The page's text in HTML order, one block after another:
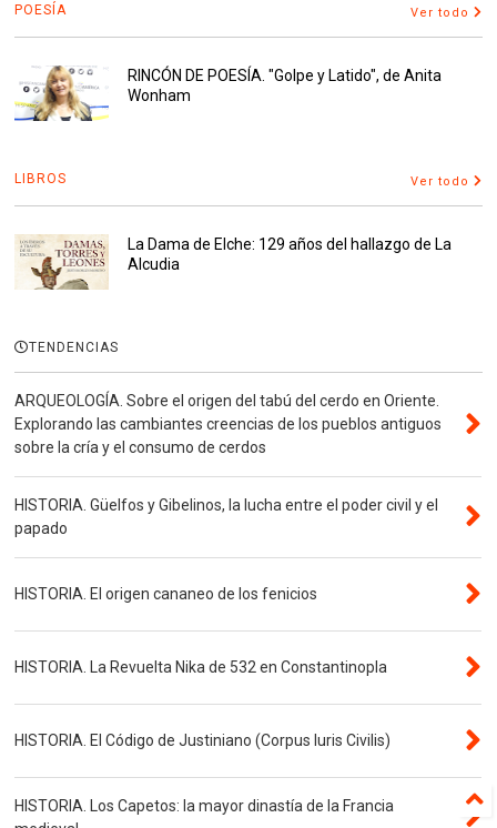
POESÍA Ver todo
RINCÓN DE POESÍA. "Golpe y Latido", de Anita
Wonham
LIBROS Ver todo
La Dama de Elche: 129 años del hallazgo de La
Alcudia
TENDENCIAS
ARQUEOLOGÍA. Sobre el origen del tabú del cerdo en Oriente.
Explorando las cambiantes creencias de los pueblos antiguos
sobre la cría y el consumo de cerdos
HISTORIA. Güelfos y Gibelinos, la lucha entre el poder civil y el
papado
HISTORIA. El origen cananeo de los fenicios
HISTORIA. La Revuelta Nika de 532 en Constantinopla
HISTORIA. El Código de Justiniano (Corpus Iuris Civilis)
HISTORIA. Los Capetos: la mayor dinastía de la Francia